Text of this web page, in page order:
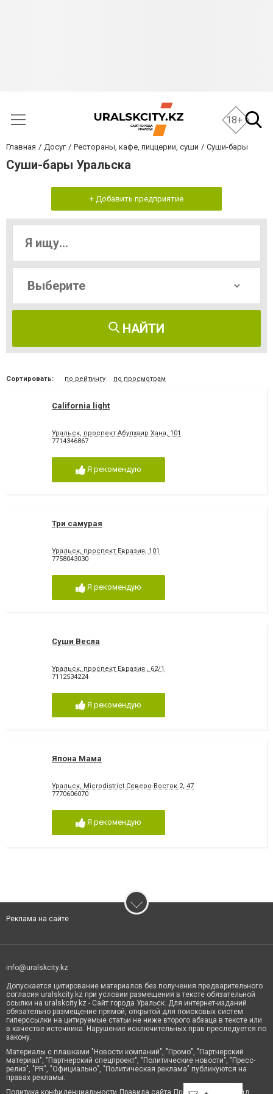
18+
Главная Досуг Рестораны, кафе, пиццерии, суши Суши-бары
Суши-бары Уральска
+ Добавить предприятие
НАЙТИ
Сортировать: по рейтингу по просмотрам
California light
Уральск, проспект Абулхаир Хана, 101
7714346867
Я рекомендую
Три самурая
Уральск, проспект Евразия, 101
7758043030
Я рекомендую
Суши Весла
Уральск, проспект Евразия , 62/1
7112534224
Я рекомендую
Япона Мама
Уральск, Microdistrict Северо-Восток 2, 47
7770606070
Я рекомендую
Реклама на сайте
info@uralskcity.kz
Допускается цитирование материалов без получения предварительного
согласия uralskcity.kz при условии размещения в тексте обязательной
ссылки на uralskcity.kz - Сайт города Уральск. Для интернет-изданий
обязательно размещение прямой, открытой для поисковых систем
гиперссылки на цитируемые статьи не ниже второго абзаца в тексте или
в качестве источника. Нарушение исключительных прав преследуется по
закону.
Материалы с плашками "Новости компаний", "Промо", "Партнерский
материал", "Партнерский спецпроект", "Политические новости", "Пресс-
релиз", "PR", "Официально", "Политическая реклама" публикуются на
правах рекламы.
Политика конфиденциальности Правила сайта Правила классифайд